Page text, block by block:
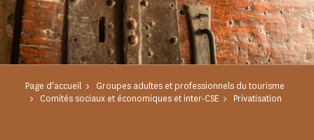
Page d'accueil
Groupes adultes et professionnels du tourisme
Comités sociaux et économiques et inter-CSE
Privatisation